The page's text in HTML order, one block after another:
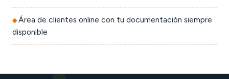
Área de clientes online con tu documentación siempre
disponible